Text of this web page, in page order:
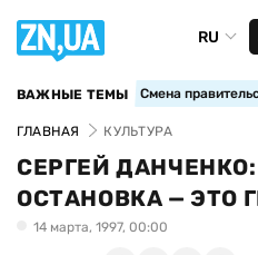
RU
ВАЖНЫЕ ТЕМЫ Смена
ГЛАВНАЯ КУЛЬТУРА
СЕРГЕЙ
ОСТАНОВКА — ЭТО
14 марта, 1997, 00:00